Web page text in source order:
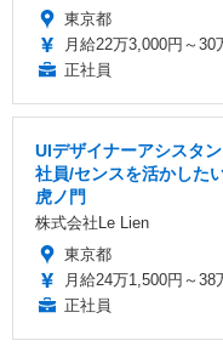
東京都
月給22万3,000円～30
正社員
UIデザイナーアシスタ
社員/センスを活かした
虎ノ門
株式会社Le Lien
東京都
月給24万1,500円～38
正社員